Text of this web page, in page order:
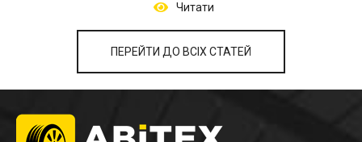
Читати
ПЕРЕЙТИ ДО ВСІХ СТАТЕЙ